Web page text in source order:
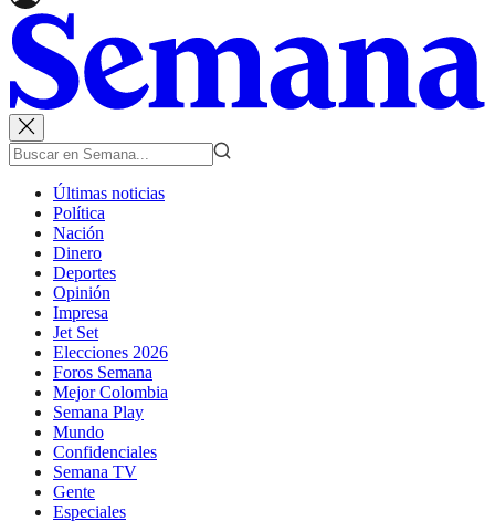
Últimas noticias
Política
Nación
Dinero
Deportes
Opinión
Impresa
Jet Set
Elecciones 2026
Foros Semana
Mejor Colombia
Semana Play
Mundo
Confidenciales
Semana TV
Gente
Especiales